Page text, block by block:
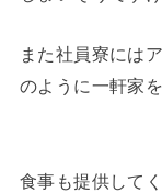
また社員寮には
のように一軒家
食事も提供して